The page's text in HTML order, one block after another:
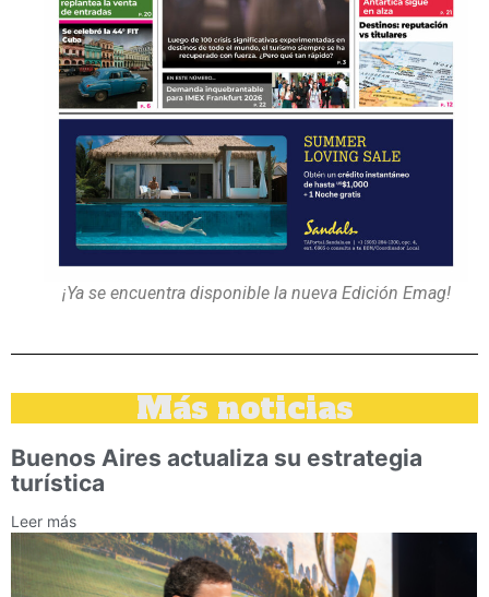
¡Ya se encuentra disponible la nueva Edición Emag!
Más noticias
Buenos Aires actualiza su estrategia
turística
Leer más